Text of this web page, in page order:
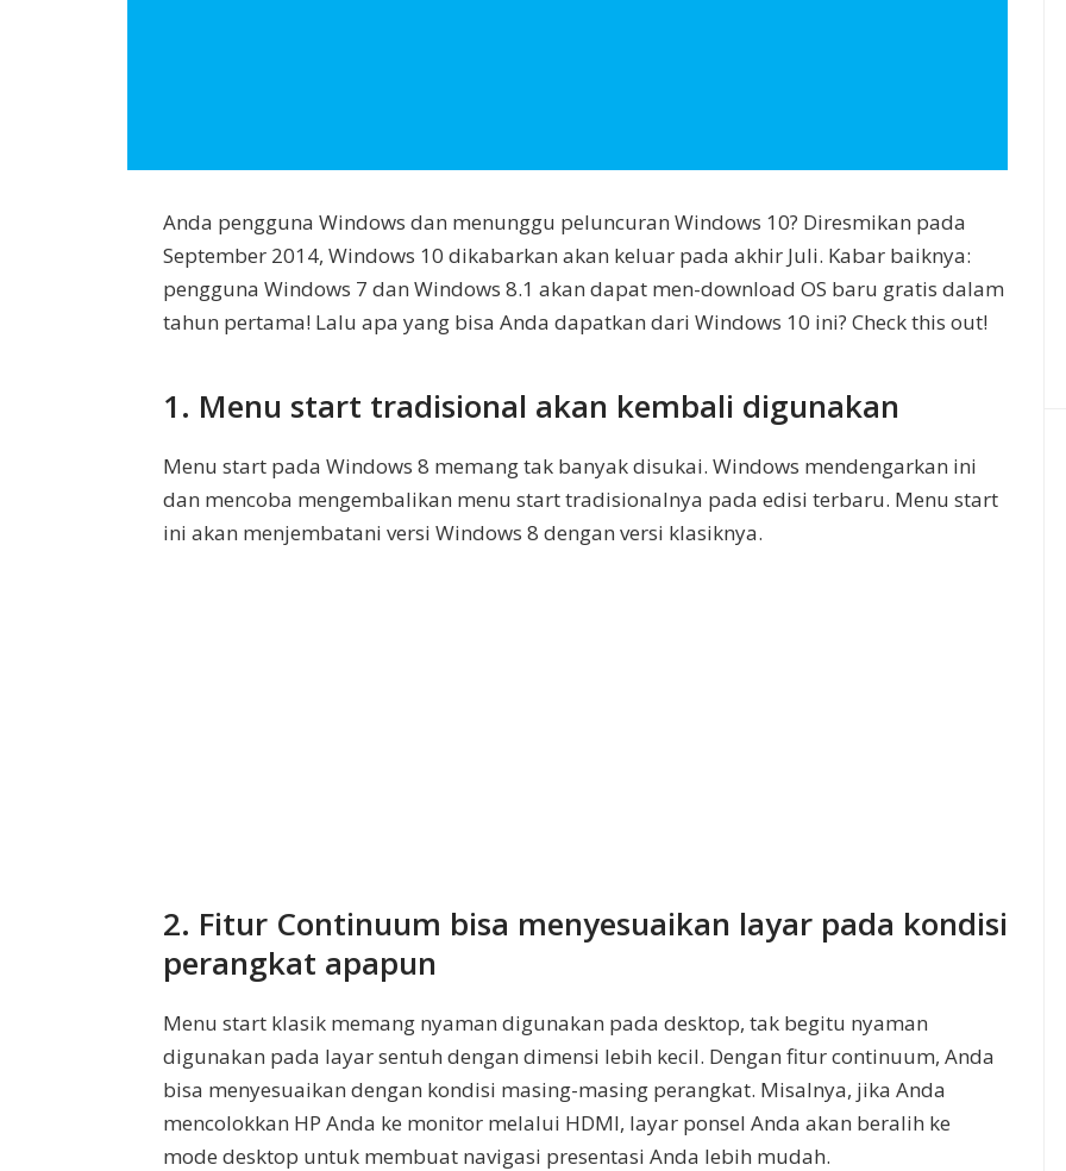
Anda pengguna Windows dan menunggu peluncuran Windows 10? Diresmikan pada
September 2014, Windows 10 dikabarkan akan keluar pada akhir Juli. Kabar baiknya:
pengguna Windows 7 dan Windows 8.1 akan dapat men-download OS baru gratis dalam
tahun pertama! Lalu apa yang bisa Anda dapatkan dari Windows 10 ini? Check this out!
1. Menu start tradisional akan kembali digunakan
Menu start pada Windows 8 memang tak banyak disukai. Windows mendengarkan ini
dan mencoba mengembalikan menu start tradisionalnya pada edisi terbaru. Menu start
ini akan menjembatani versi Windows 8 dengan versi klasiknya.
2. Fitur Continuum bisa menyesuaikan layar pada kondisi
perangkat apapun
Menu start klasik memang nyaman digunakan pada desktop, tak begitu nyaman
digunakan pada layar sentuh dengan dimensi lebih kecil. Dengan fitur continuum, Anda
bisa menyesuaikan dengan kondisi masing-masing perangkat. Misalnya, jika Anda
mencolokkan HP Anda ke monitor melalui HDMI, layar ponsel Anda akan beralih ke
mode desktop untuk membuat navigasi presentasi Anda lebih mudah.